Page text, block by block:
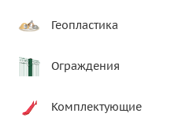
Геопластика
Ограждения
Комплектующие